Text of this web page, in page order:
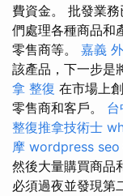
費資金。 批發業
們處理各種商品和
零售商等。 嘉義
該產品，下一步是
拿 整復 在市場上
零售商和客戶。
整復推拿技術士
摩 wordpress seo
然後大量購買商品
必須過夜並發現第